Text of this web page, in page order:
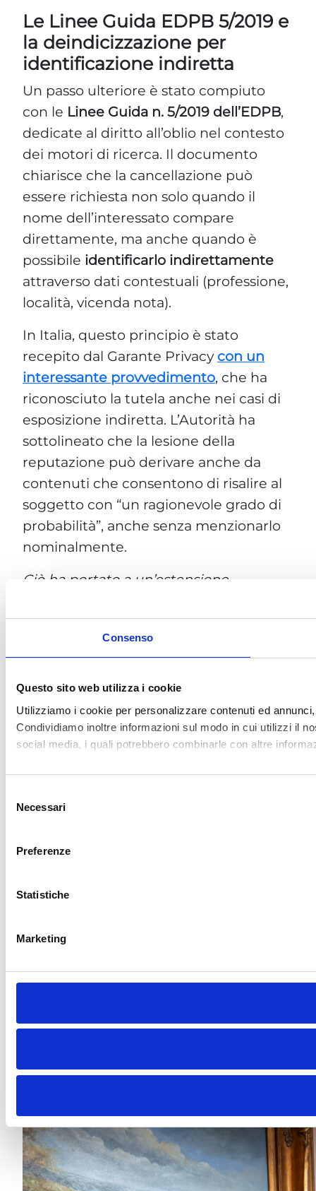
Le Linee Guida EDPB 5/2019 e
la deindicizzazione per
identificazione indiretta
Un passo ulteriore è stato compiuto
con le Linee Guida n. 5/2019 dell’EDPB,
dedicate al diritto all’oblio nel contesto
dei motori di ricerca. Il documento
chiarisce che la cancellazione può
essere richiesta non solo quando il
nome dell’interessato compare
direttamente, ma anche quando è
possibile identificarlo indirettamente
attraverso dati contestuali (professione,
località, vicenda nota).
In Italia, questo principio è stato
recepito dal Garante Privacy con un
interessante provvedimento, che ha
riconosciuto la tutela anche nei casi di
esposizione indiretta. L’Autorità ha
sottolineato che la lesione della
reputazione può derivare anche da
contenuti che consentono di risalire al
soggetto con “un ragionevole grado di
probabilità”, anche senza menzionarlo
nominalmente.
Ciò ha portato a un’estensione
deindicizzazione può essere disposta
anche per contenuti non nominativi, se
riconducibili alla persona. È una forma
evoluta di protezione che guarda
all’effetto reale dell’informazione
sull’immagine individuale, in linea con
la ratio del GDPR di garantire un
Cassazione 14488/2025 e il
principio di proporzionalità
La sentenza
cruciale. La Corte ha affermato che la
alla luce del principio diproporzionalità,
attuale e proporzionata allo scopo